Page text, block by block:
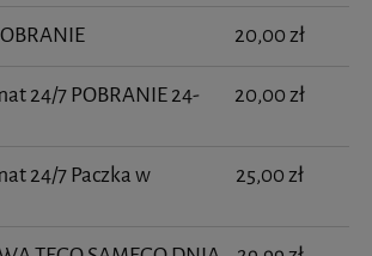
20,00 zł
24/7 POBRANIE 24- 20,00 zł
24/7 Paczka w 25,00 zł